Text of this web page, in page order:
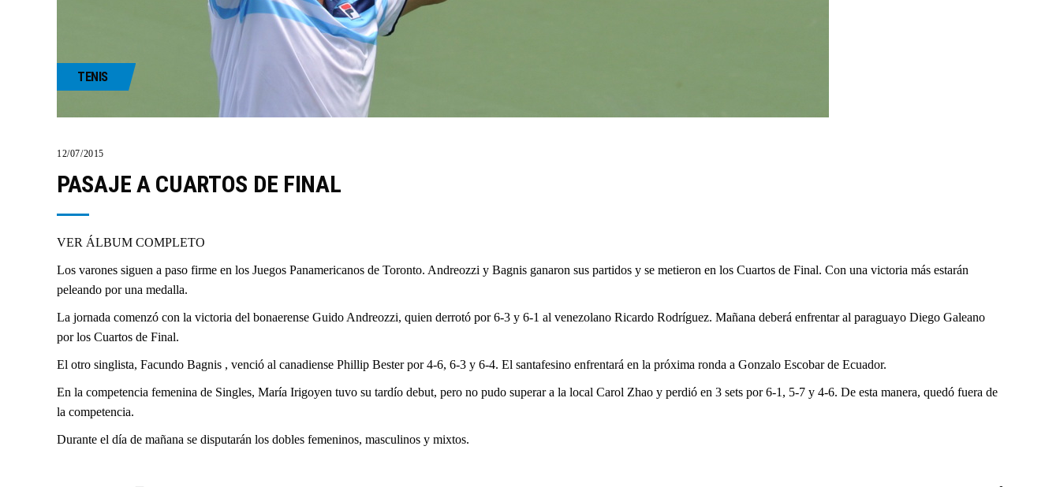
TENIS
12/07/2015
PASAJE A CUARTOS DE FINAL
VER ÁLBUM COMPLETO
Los varones siguen a paso firme en los Juegos Panamericanos de Toronto. Andreozzi y Bagnis ganaron sus partidos y se metieron en los Cuartos de Final. Con una victoria más estarán
peleando por una medalla.
La jornada comenzó con la victoria del bonaerense Guido Andreozzi, quien derrotó por 6-3 y 6-1 al venezolano Ricardo Rodríguez. Mañana deberá enfrentar al paraguayo Diego Galeano
por los Cuartos de Final.
El otro singlista, Facundo Bagnis , venció al canadiense Phillip Bester por 4-6, 6-3 y 6-4. El santafesino enfrentará en la próxima ronda a Gonzalo Escobar de Ecuador.
En la competencia femenina de Singles, María Irigoyen tuvo su tardío debut, pero no pudo superar a la local Carol Zhao y perdió en 3 sets por 6-1, 5-7 y 4-6. De esta manera, quedó fuera de
la competencia.
Durante el día de mañana se disputarán los dobles femeninos, masculinos y mixtos.